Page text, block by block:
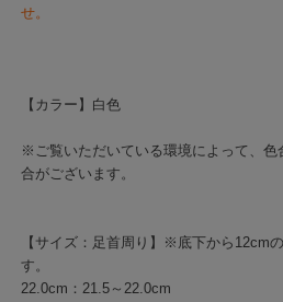
せ。
【カラー】白色
※ご覧いただいている環境によって、色
合がございます。
【サイズ：足首周り】※底下から12cm
す。
22.0cm：21.5～22.0cm